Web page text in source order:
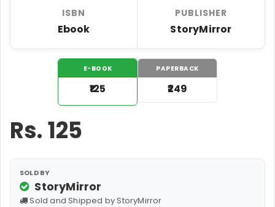
ISBN
Ebook
PUBLISHER
StoryMirror
E-BOOK
₹125
PAPERBACK
₹249
Rs.125
SOLD BY
StoryMirror
Sold and Shipped by StoryMirror